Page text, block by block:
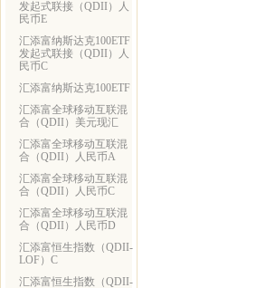
发起式联接（QDII）人
民币E
汇添富纳斯达克100ETF
发起式联接（QDII）人
民币C
汇添富纳斯达克100ETF
汇添富全球移动互联混
合（QDII）美元现汇
汇添富全球移动互联混
合（QDII）人民币A
汇添富全球移动互联混
合（QDII）人民币C
汇添富全球移动互联混
合（QDII）人民币D
汇添富恒生指数（QDII-
LOF）C
汇添富恒生指数（QDII-